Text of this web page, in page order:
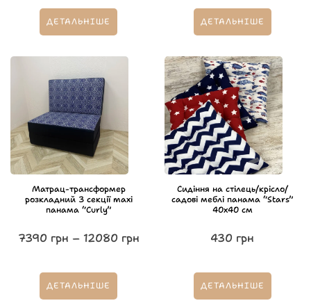
ДЕТАЛЬНІШЕ ДЕТАЛЬНІШЕ
Матрац-трансформер
розкладний 3 секції maxi
панама “Curly”
7390 грн – 12080 грн
ДЕТАЛЬНІШЕ
Сидіння на стілець/крісло/
садові меблі панама “Stars”
40х40 см
430 грн
ДЕТАЛЬНІШЕ